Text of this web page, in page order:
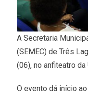
A Secretaria
(SEMEC) de Três
(06), no anfiteatro
O evento dá início